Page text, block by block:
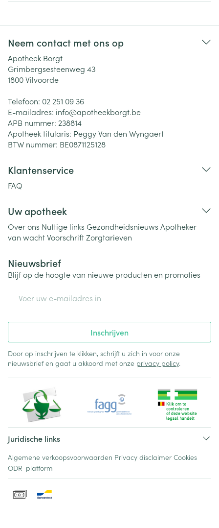
Neem contact met ons op
Apotheek Borgt
Grimbergsesteenweg 43
1800Vilvoorde
Telefoon: 02 251 09 36
E-mailadres: info@apotheekborgt.be
APB nummer: 238814
Apotheek titularis: Peggy Van den Wyngaert
BTW nummer: BE0871125128
Klantenservice
FAQ
Uw apotheek
Over ons Nuttige links Gezondheidsnieuws Apotheker
van wachtVoorschriftZorgtarieven
Nieuwsbrief
Blijf op de hoogte van nieuwe producten en promoties
Inschrijven
Door op inschrijven te klikken, schrijft u zich in voor onze
nieuwsbrief en gaat u akkoord met onze privacy policy.
Juridische links
Algemene verkoopsvoorwaarden Privacy disclaimer Cookies
ODR-platform